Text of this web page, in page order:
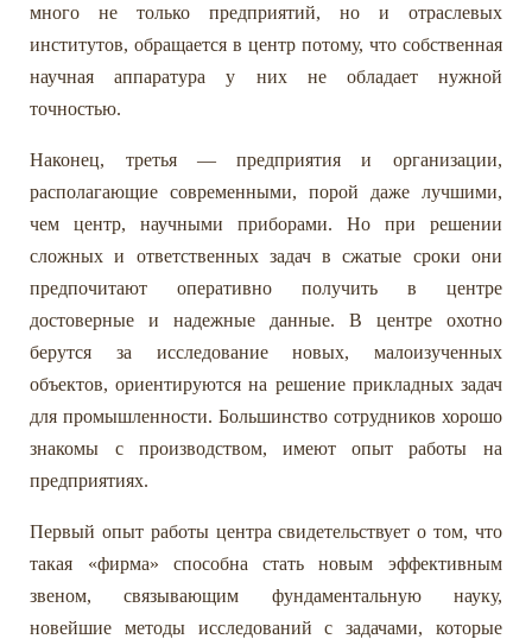
много не только предприятий, но и отраслевых
институтов, обращается в центр потому, что собственная
научная аппаратура у них не обладает нужной
точностью.
Наконец, третья — предприятия и организации,
располагающие современными, порой даже лучшими,
чем центр, научными приборами. Но при решении
сложных и ответственных задач в сжатые сроки они
предпочитают оперативно получить в центре
достоверные и надежные данные. В центре охотно
берутся за исследование новых, малоизученных
объектов, ориентируются на решение прикладных задач
для промышленности. Большинство сотрудников хорошо
знакомы с производством, имеют опыт работы на
предприятиях.
Первый опыт работы центра свидетельствует о том, что
такая «фирма» способна стать новым эффективным
звеном, связывающим фундаментальную науку,
новейшие методы исследований с задачами, которые